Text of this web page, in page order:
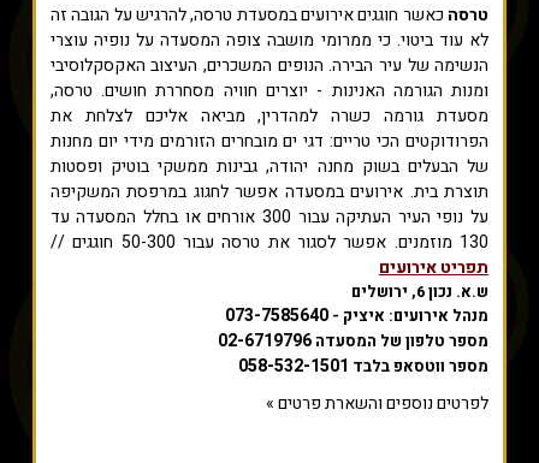
טרסה כאשר חוגגים אירועים במסעדת טרסה, להרגיש על הגובה זה
לא עוד ביטוי. כי ממרומי מושבה צופה המסעדה על נופיה עוצרי
הנשימה של עיר הבירה. הנופים המשכרים, העיצוב האקסקלוסיבי
ומנות הגורמה האנינות - יוצרים חוויה מסחררת חושים. טרסה,
מסעדת גורמה כשרה למהדרין, מביאה אליכם לצלחת את
הפרודוקטים הכי טריים: דגי ים מובחרים הזורמים מידי יום מחנות
של הבעלים בשוק מחנה יהודה, גבינות ממשקי בוטיק ופסטות
תוצרת בית. אירועים במסעדה אפשר לחגוג במרפסת המשקיפה
על נופי העיר העתיקה עבור 300 אורחים או בחלל המסעדה עד
130 מוזמנים. אפשר לסגור את טרסה עבור 50-300 חוגגים //
תפריט אירועים
ש.א. נכון 6, ירושלים
מנהל אירועים: איציק - 073-7585640
מספר טלפון של המסעדה 02-6719796
מספר ווטסאפ בלבד 058-532-1501
לפרטים נוספים והשארת פרטים »